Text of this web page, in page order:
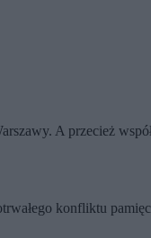
A przecież
konfliktu